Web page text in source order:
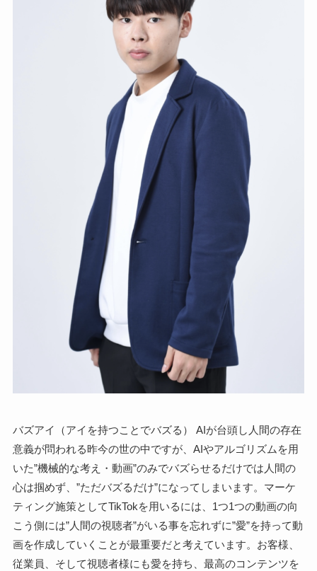
バズアイ（アイを持つことでバズる） AIが台頭し人間の存在
意義が問われる昨今の世の中ですが、AIやアルゴリズムを用
いた”機械的な考え・動画”のみでバズらせるだけでは人間の
心は掴めず、”ただバズるだけ”になってしまいます。マーケ
ティング施策としてTikTokを用いるには、1つ1つの動画の向
こう側には”人間の視聴者”がいる事を忘れずに”愛”を持って動
画を作成していくことが最重要だと考えています。お客様、
従業員、そして視聴者様にも愛を持ち、最高のコンテンツを